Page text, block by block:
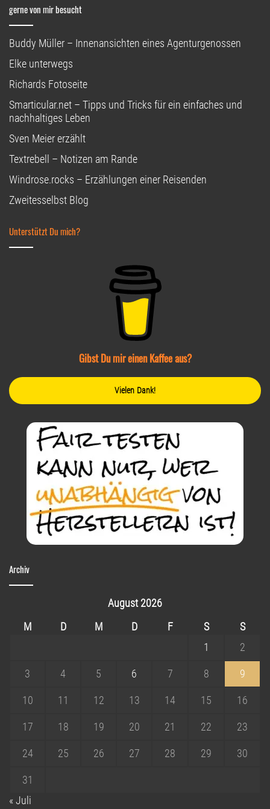
gerne von mir besucht
Buddy Müller – Innenansichten eines Agenturgenossen
Elke unterwegs
Richards Fotoseite
Smarticular.net – Tipps und Tricks für ein einfaches und
nachhaltiges Leben
Sven Meier erzählt
Textrebell – Notizen am Rande
Windrose.rocks – Erzählungen einer Reisenden
Zweitesselbst Blog
Unterstützt Du mich?
Gibst Du mir einen Kaffee aus?
Vielen Dank!
Archiv
August 2026
M
D M D F S
S
1
2
3 4 5 6 7 8 9
10 11 12 13 14 15 16
17 18 19 20 21 22 23
24 25 26 27 28 29 30
31
« Juli